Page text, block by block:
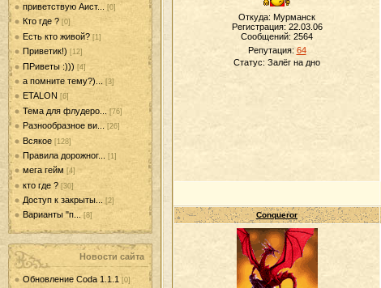
приветствую Аист... [0]
Кто где ? [0]
Есть кто живой? [1]
Приветик!) [12]
ПРиветы :))) [4]
а помните тему?)... [3]
ETALON [6]
Тема для флудеро... [76]
Разнообразное ви... [26]
Всякое [128]
Правила дорожног... [1]
мега гейм [4]
кто где ? [30]
Доступ к закрыты... [2]
Варианты "п... [8]
Новости сайта
Обновление Coda 1.1.1 [0]
Откуда: Мурманск
Регистрация: 22.03.06
Сообщений: 2564
Репутация: 64
Статус: Залёг на дно
Conqueror